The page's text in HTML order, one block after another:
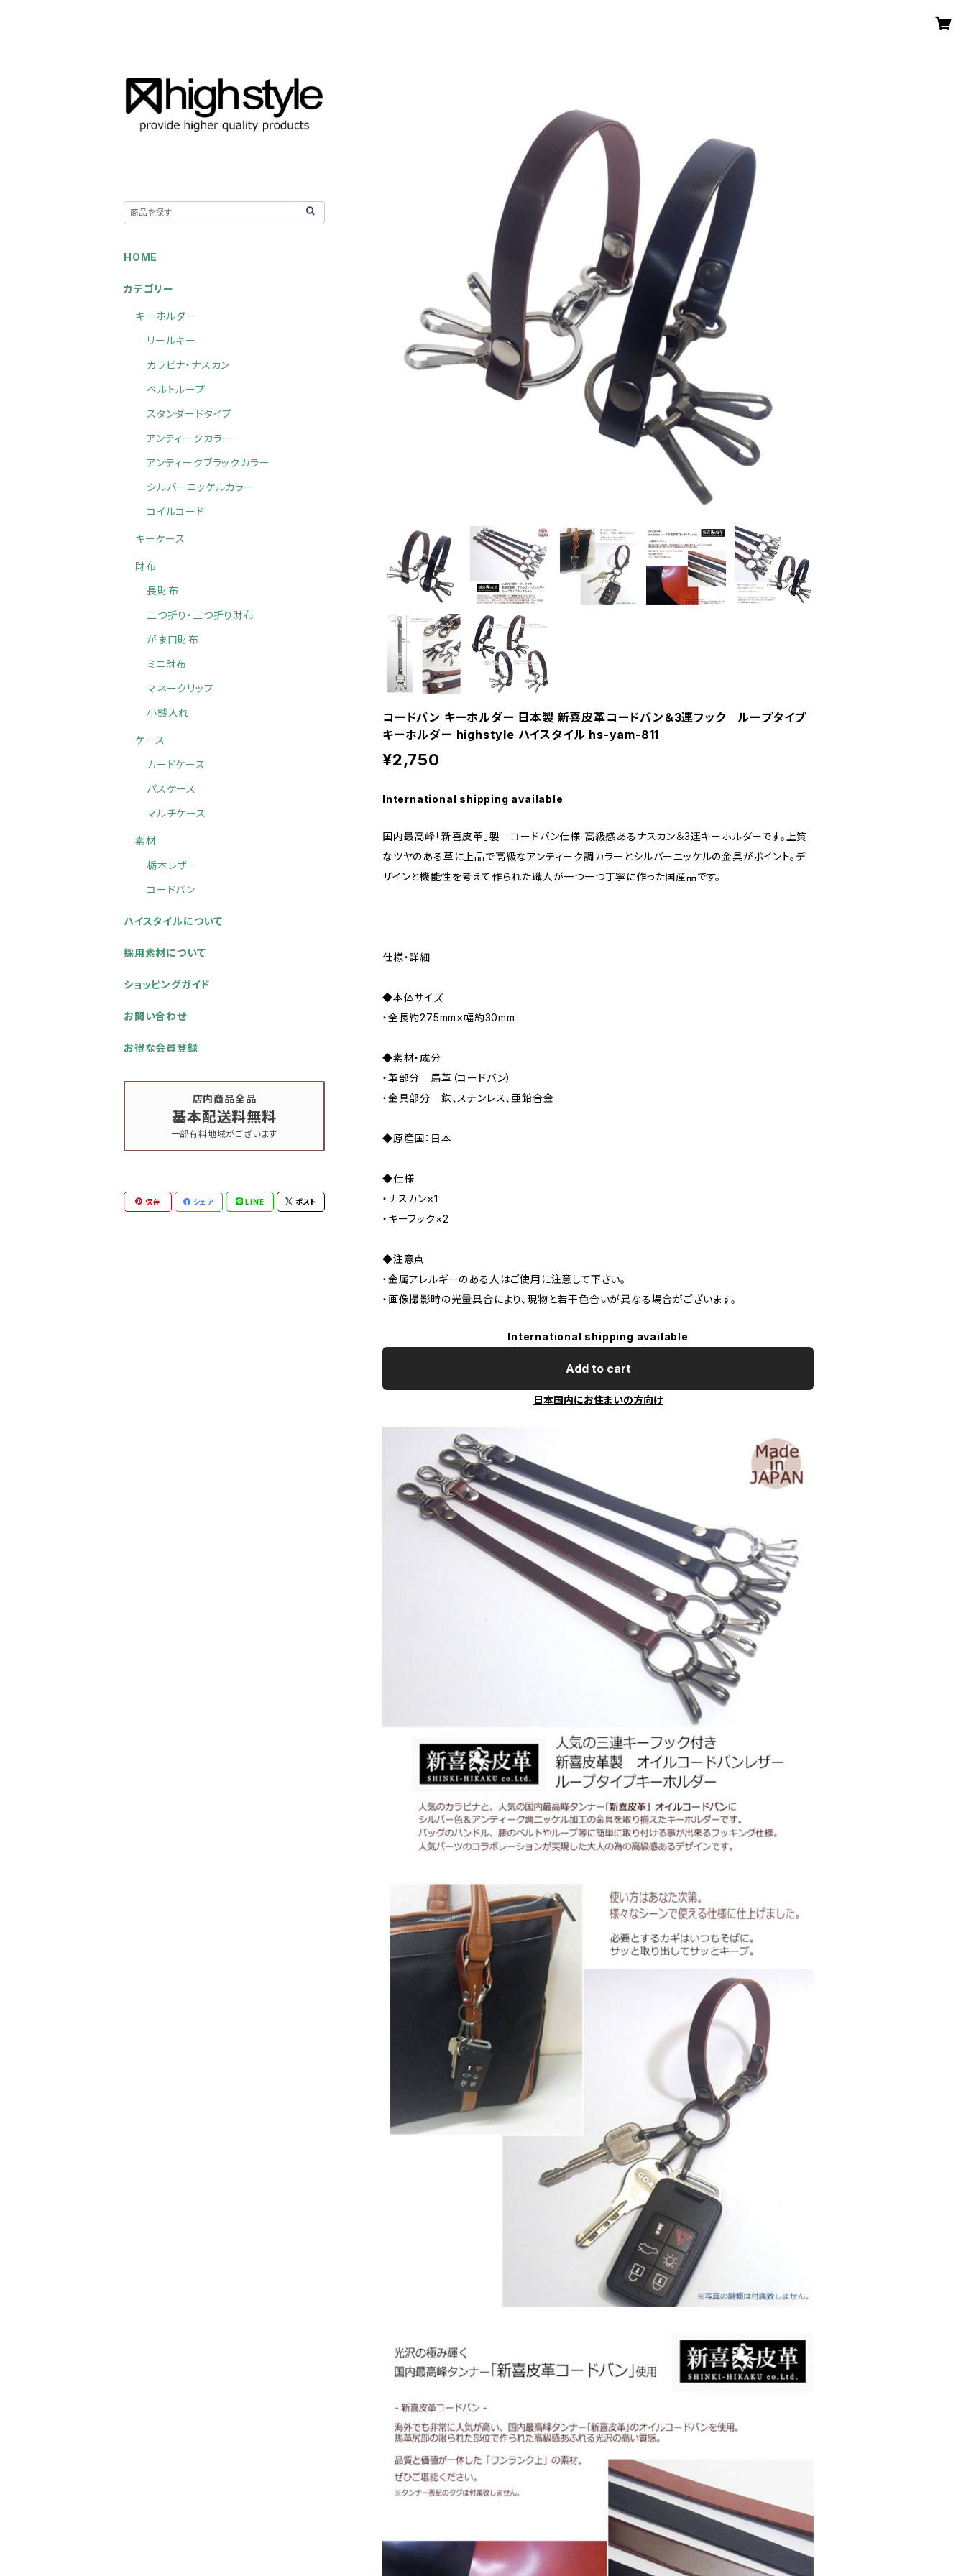
コードバン キーホルダー 日本製 新喜皮革コードバン＆3連フック ループタイプ
キーホルダー highstyle ハイスタイル hs-yam-811
¥2,750
International shipping available
国内最高峰「新喜皮革」製 コードバン仕様 高級感あるナスカン＆3連キーホルダーです。上質
なツヤのある革に上品で高級なアンティーク調カラーとシルバーニッケルの金具がポイント。デ
ザインと機能性を考えて作られた職人が一つ一つ丁寧に作った国産品です。
仕様・詳細
◆本体サイズ
・全長約275mm×幅約30mm
◆素材・成分
・革部分 馬革（コードバン）
・金具部分 鉄、ステンレス、亜鉛合金
◆原産国：日本
◆仕様
・ナスカン×1
・キーフック×2
◆注意点
・金属アレルギーのある人はご使用に注意して下さい。
・画像撮影時の光量具合により、現物と若干色合いが異なる場合がございます。
International shipping available
Add to cart
日本国内にお住まいの方向け
HOME
カテゴリー
キーホルダー
リールキー
カラビナ・ナスカン
ベルトループ
スタンダードタイプ
アンティークカラー
アンティークブラックカラー
シルバーニッケルカラー
コイルコード
キーケース
財布
長財布
二つ折り・三つ折り財布
がま口財布
ミニ財布
マネークリップ
小銭入れ
ケース
カードケース
パスケース
マルチケース
素材
栃木レザー
コードバン
ハイスタイルについて
採用素材について
ショッピングガイド
お問い合わせ
お得な会員登録
店内商品全品
基本配送料無料
一部有料地域がございます
保存 シェア LINE ポスト